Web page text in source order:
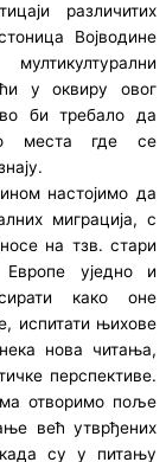
различитих
Војводине
у оквиру овог
би требало да
места где се
настојимо да
миграција, с
на тзв. стари
Европе уједно и
како оне
испитати њихове
нова читања,
перспективе.
отворимо поље
већ утврђених
су у питању